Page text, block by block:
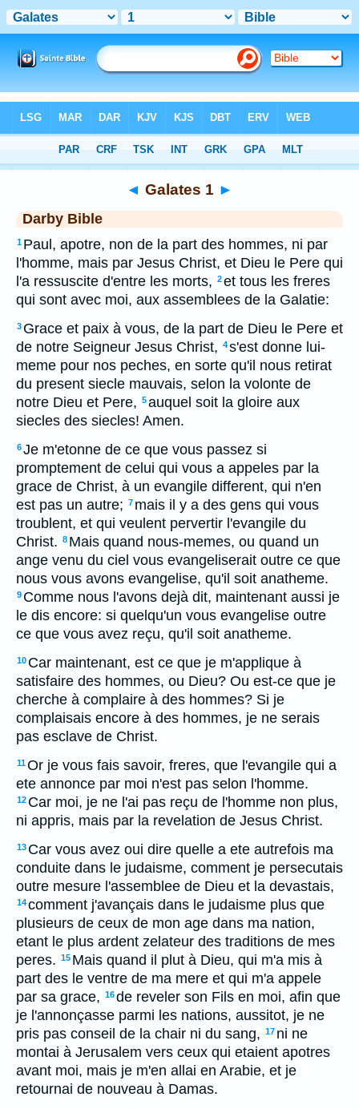
> Galates 1
◄ Galates 1 ►
Darby Bible
1 Paul, apotre, non de la part des hommes, ni par
l'homme, mais par Jesus Christ, et Dieu le Pere qui
l'a ressuscite d'entre les morts, 2et tous les freres
qui sont avec moi, aux assemblees de la Galatie:
3 Grace et paix à vous, de la part de Dieu le Pere et
de notre Seigneur Jesus Christ, 4s'est donne lui-
meme pour nos peches, en sorte qu'il nous retirat
du present siecle mauvais, selon la volonte de
notre Dieu et Pere, 5auquel soit la gloire aux
siecles des siecles! Amen.
6Je m'etonne de ce que vous passez si
promptement de celui qui vous a appeles par la
grace de Christ, à un evangile different, qui n'en
est pas un autre; 7 mais il y a des gens qui vous
troublent, et qui veulent pervertir l'evangile du
Christ. 8 Mais quand nous-memes, ou quand un
ange venu du ciel vous evangeliserait outre ce que
nous vous avons evangelise, qu'il soit anatheme.
9 Comme nous l'avons dejà dit, maintenant aussi je
le dis encore: si quelqu'un vous evangelise outre
ce que vous avez reçu, qu'il soit anatheme.
10 Car maintenant, est ce que je m'applique à
satisfaire des hommes, ou Dieu? Ou est-ce que je
cherche à complaire à des hommes? Si je
complaisais encore à des hommes, je ne serais
pas esclave de Christ.
11Or je vous fais savoir, freres, que l'evangile qui a
ete annonce par moi n'est pas selon l'homme.
12 Car moi, je ne l'ai pas reçu de l'homme non plus,
ni appris, mais par la revelation de Jesus Christ.
13 Car vous avez oui dire quelle a ete autrefois ma
conduite dans le judaisme, comment je persecutais
outre mesure l'assemblee de Dieu et la devastais,
14comment j'avançais dans le judaisme plus que
plusieurs de ceux de mon age dans ma nation,
etant le plus ardent zelateur des traditions de mes
peres. 15 Mais quand il plut à Dieu, qui m'a mis à
part des le ventre de ma mere et qui m'a appele
par sa grace, 16de reveler son Fils en moi, afin que
je l'annonçasse parmi les nations, aussitot, je ne
pris pas conseil de la chair ni du sang, 17 ni ne
montai à Jerusalem vers ceux qui etaient apotres
avant moi, mais je m'en allai en Arabie, et je
retournai de nouveau à Damas.